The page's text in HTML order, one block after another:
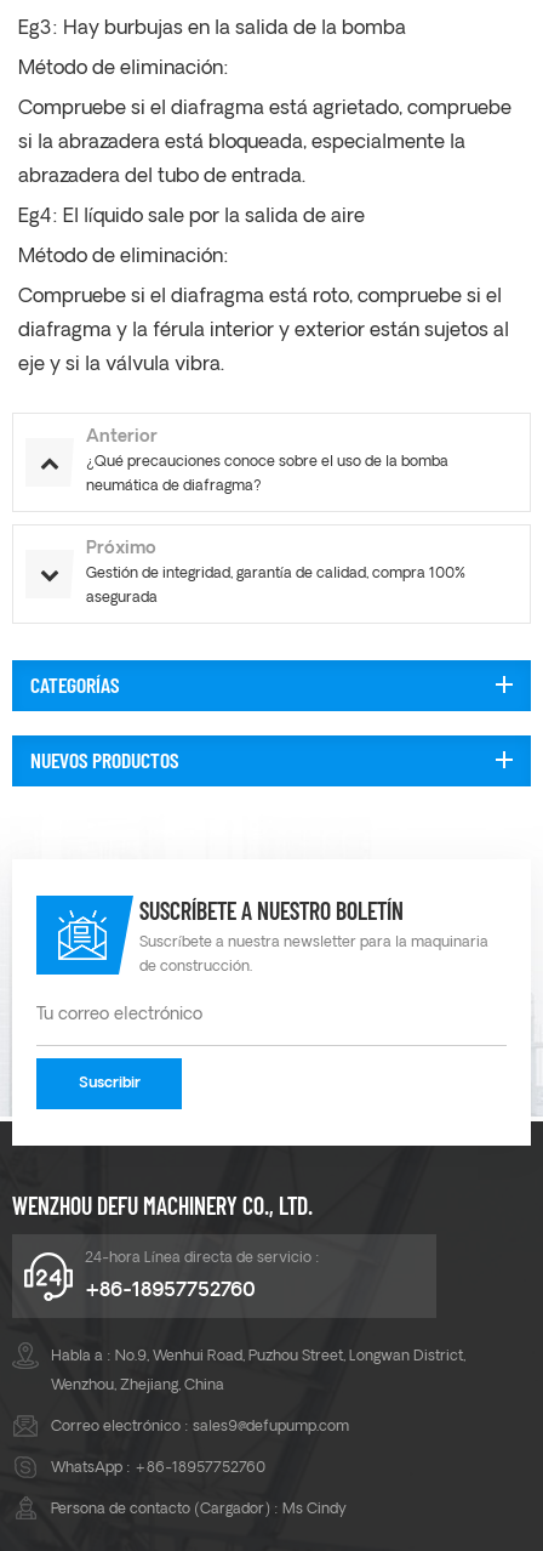
Eg3: Hay burbujas en la salida de la bomba
Método de eliminación:
Compruebe si el diafragma está agrietado, compruebe
si la abrazadera está bloqueada, especialmente la
abrazadera del tubo de entrada.
Eg4: El líquido sale por la salida de aire
Método de eliminación:
Compruebe si el diafragma está roto, compruebe si el
diafragma y la férula interior y exterior están sujetos al
eje y si la válvula vibra.
Anterior
¿Qué precauciones conoce sobre el uso de la bomba
neumática de diafragma?
Próximo
Gestión de integridad, garantía de calidad, compra 100%
asegurada
CATEGORÍAS
NUEVOS PRODUCTOS
SUSCRÍBETE A NUESTRO BOLETÍN
Suscríbete a nuestra newsletter para la maquinaria
de construcción.
WENZHOU DEFU MACHINERY CO., LTD.
24-hora Línea directa de servicio :
+86-18957752760
Habla a : No.9, Wenhui Road, Puzhou Street, Longwan District,
Wenzhou, Zhejiang, China
Correo electrónico : sales9@defupump.com
WhatsApp : +86-18957752760
Persona de contacto (Cargador) : Ms Cindy